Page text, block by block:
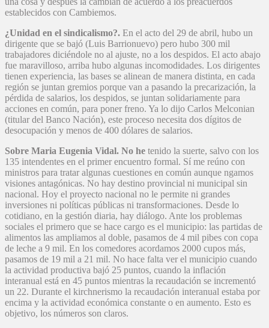
establecidos con Cambiemos.
¿Unidad en el sindicalismo?. En el acto del 29 de abril, hubo un
dirigente que se bajó (Luis Barrionuevo) pero hubo 300 mil
trabajadores diciéndole no al ajuste, no a los despidos. El acto abajo
fue maravilloso, arriba hubo algunas incomodidades. Los dirigentes
tienen experiencia, las bases se alinean de manera distinta, en cada
región se juntan gremios porque van a pasando la precarización, la
pérdida de salarios, los despidos, se juntan solidariamente para
acciones en común, para poner freno. Ya lo dijo Carlos Melconian
(titular del Banco Nación), este proceso necesita dos dígitos de
desocupación y menos de 400 dólares de salarios.
Sobre Maria Eugenia Vidal. No he tenido la suerte, salvo con los
135 intendentes en el primer encuentro formal. Sí me reúno con
ministros para tratar algunas cuestiones en común aunque ngamos
visiones antagónicas. No hay destino provincial ni municipal sin
nacional. Hoy el proyecto nacional no le permite ni grandes
inversiones ni políticas públicas ni transformaciones. Desde lo
cotidiano, en la gestión diaria, hay diálogo. Ante los problemas
sociales el primero que se hace cargo es el municipio: las partidas de
alimentos las ampliamos al doble, pasamos de 4 mil pibes con copa
de leche a 9 mil. En los comedores acordamos 2000 cupos más,
pasamos de 19 mil a 21 mil. No hace falta ver el municipio cuando
la actividad productiva bajó 25 puntos, cuando la inflación
interanual está en 45 puntos mientras la recaudación se incrementó
un 22. Durante el kirchnerismo la recaudación interanual estaba por
encima y la actividad económica constante o en aumento. Esto es
objetivo, los números son claros.